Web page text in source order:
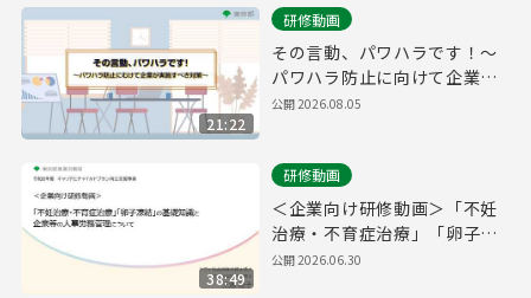
21:22
研修動画
その言動、パワハラです！～
パワハラ防止に向けて企業が
実施すべき対策～
公開2026.08.05
38:49
研修動画
＜企業向け研修動画＞「不妊
治療・不育症治療」「卵子凍
結」の基礎知識と企業等の人
公開2026.06.30